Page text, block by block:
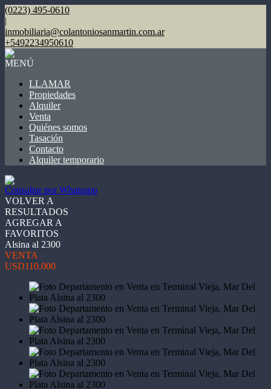
(0223) 495-0610
|
inmobiliaria@colantoniosanmartin.com.ar
+5492234950610
MENÚ
LLAMAR
Propiedades
Alquiler
Venta
Quiénes somos
Tasación
Contacto
Alquiler temporario
Consultar por Whatsapp
VOLVER A
RESULTADOS
AGREGAR A
FAVORITOS
Alsina al 2300
VENTA
USD110.000